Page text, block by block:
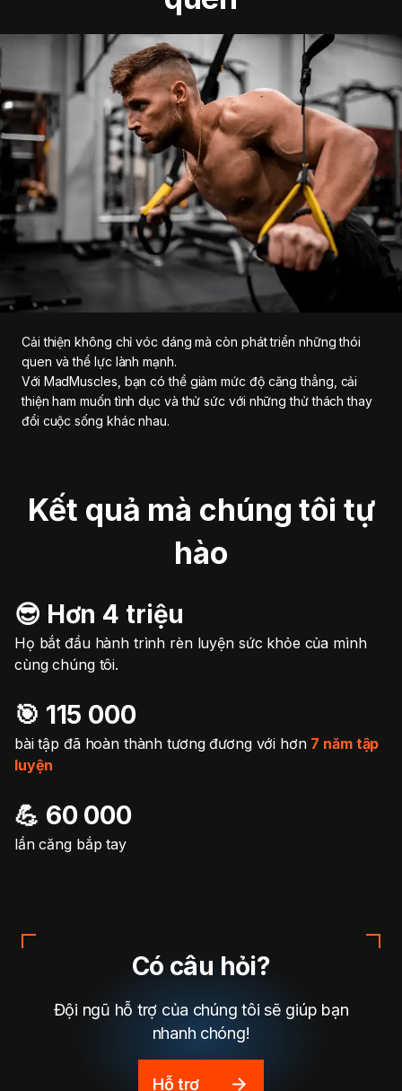
Cải thiện không chỉ vóc dáng mà còn phát triển những thói
quen và thể lực lành mạnh.
Với MadMuscles, bạn có thể giảm mức độ căng thẳng, cải
thiện ham muốn tình dục và thử sức với những thử thách thay
đổi cuộc sống khác nhau.
Kết quả mà chúng tôi tự
hào
😎 Hơn 4 triệu
Họ bắt đầu hành trình rèn luyện sức khỏe của mình
cùng chúng tôi.
🎯️ 115 000
bài tập đã hoàn thành tương đương với hơn 7 năm tập
luyện
💪 60 000
lần căng bắp tay
Có câu hỏi?
Đội ngũ hỗ trợ của chúng tôi sẽ giúp bạn
nhanh chóng!
Hỗ trợ